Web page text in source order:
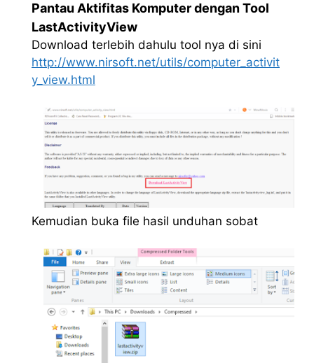
Pantau Aktifitas Komputer dengan Tool
LastActivityView
Download terlebih dahulu tool nya di sini
http://www.nirsoft.net/utils/computer_activit
y_view.html
Kemudian buka file hasil unduhan sobat